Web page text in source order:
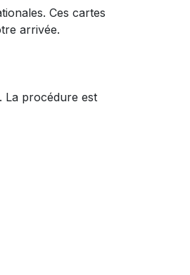
Ces cartes
arrivée.
La procédure est